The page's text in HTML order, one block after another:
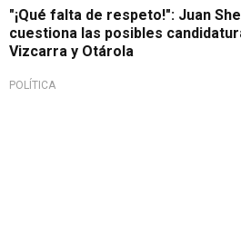
"¡Qué falta de respeto!": Juan
cuestiona las posibles
Vizcarra y Otárola
POLÍTICA